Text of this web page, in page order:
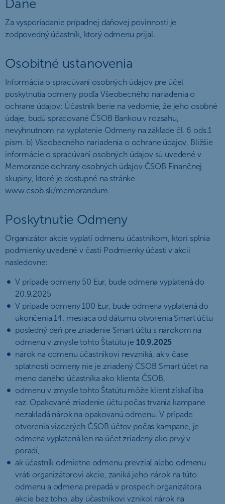
Dane
Za vysporiadanie prípadnej daňovej povinnosti je
zodpovedný účastník, ktorý odmenu prijal.
Osobitné ustanovenia
Informácia o spracúvaní osobných údajov pre účel
poskytnutia odmeny podľa Všeobecného nariadenia o
ochrane údajov: Účastník berie na vedomie, že jeho osobné
údaje, budú spracované ČSOB Bankou v rozsahu,
nevyhnutnom na vyplatenie Odmeny na základe čl. 6 ods.1
písm. b) Všeobecného nariadenia o ochrane údajov. Bližšie
informácie o spracúvaní osobných údajov sú uvedené v
Memorande ochrany osobných údajov ČSOB Finančnej
skupiny, ktoré je dostupné na stránke
www.csob.sk/memorandum.
Poskytnutie Odmeny
Organizátor akcie vyplatí odmenu účastníkom, ktorí splnia
podmienky uvedené v časti Podmienky účasti v akcii
nasledovne:
V prípade odmeny 50 Eur, bude odmena vyplatená do
20.9.2025
V prípade odmeny 100 Eur, bude odmena vyplatená do
ukončenia 14. mesiaca od dátumu otvorenia Smart účtu
posledný deň pre zriadenie Smart účtu s nárokom na
odmenu v zmysle tohto Štatútu je 10.9.2025
nárok na odmenu účastníkovi nevzniká, ak v čase
splatnosti odmeny nie je zriadený ČSOB Smart účet na
meno daného účastníka ako klienta ČSOB,
odmenu v zmysle tohto Štatútu môže klient získať iba
raz. Opakované zriadenie účtu počas trvania kampane
nezakladá nárok na opakovanú odmenu. V prípade
otvorenia viacerých ČSOB účtov počas kampane, je
odmena vyplatená len na účet zriadený ako prvý v
poradí,
ak účastník odmietne odmenu prevziať alebo odmenu
vráti organizátorovi akcie, zaniká jeho nárok na túto
odmenu a odmena prepadá v prospech organizátora
akcie bez toho, aby účastníkovi vznikol nárok na